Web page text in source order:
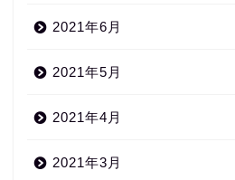
2021年6月
2021年5月
2021年4月
2021年3月